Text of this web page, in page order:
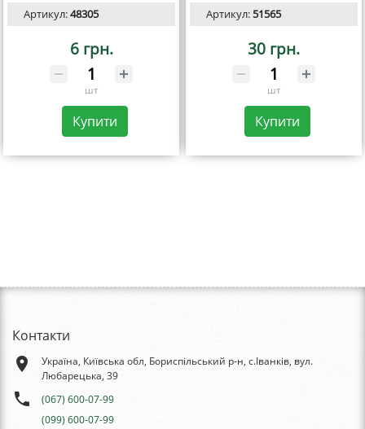
Артикул:48305
6 грн.
шт
Купити
Артикул:51565
30 грн.
шт
Купити
Контакти
place
Україна, Київська обл, Бориспільський р-н, с.Іванків, вул.
Любарецька, 39
phone
(067) 600-07-99
(099) 600-07-99